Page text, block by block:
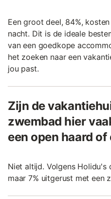
Een groot deel, 84%,
nacht. Dit is de ideale
van een goedkope
het zoeken naar een
jou past.
Zijn de
zwembad hier
een open haard
Niet altijd. Volgens Holidu's
maar 7% uitgerust met een